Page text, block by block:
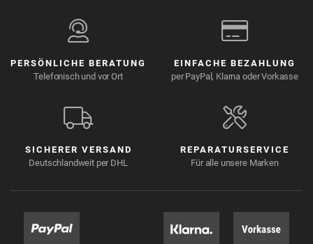
PERSÖNLICHE BERATUNG
Telefonisch und vor Ort
EINFACHE BEZAHLUNG
per PayPal, Klarna oder Vorkasse
SICHERER VERSAND
Deutschlandweit per DHL
REPARATURSERVICE
Für alle unsere Marken